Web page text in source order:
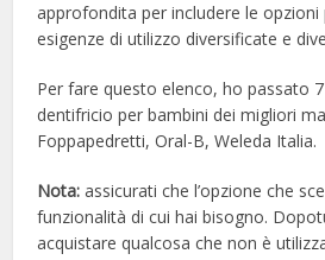
approfondita per includere le
esigenze di utilizzo diversificate e
Per fare questo elenco, ho passato
dentifricio per bambini dei migliori
Foppapedretti, Oral-B, Weleda Italia.
Nota: assicurati che l’opzione che
funzionalità di cui hai bisogno.
acquistare qualcosa che non è